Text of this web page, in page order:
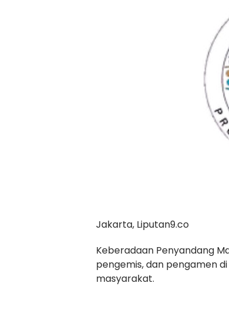
Jakarta, Liputan9.co
Keberadaan Penyandang
pengemis, dan pengamen
masyarakat.